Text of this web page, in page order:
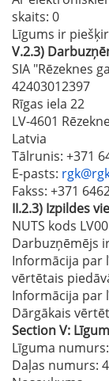
skaits: 0
Līgums ir
V.2.3)
SIA "Rēzeknes
42403012397
Rīgas iela 22
LV-4601
Latvia
Tālrunis: +371
E-pasts:
Fakss: +371
II.2.3) Izpildes
NUTS kods LV00
Darbuzņēmējs
Informācija par
vērtētais
Informācija par
Dārgākais
SectionV:
Līguma numurs
Daļas numurs: